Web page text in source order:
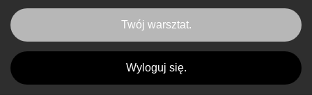
Twój warsztat.
Wyloguj się.